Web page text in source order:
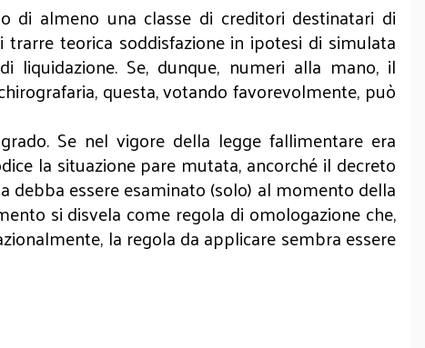
di almeno una classe di creditori destinatari di
teorica soddisfazione in ipotesi di simulata
liquidazione. Se, dunque, numeri alla mano, il
questa, votando favorevolmente, può
Se nel vigore della legge fallimentare era
la situazione pare mutata, ancorché il decreto
essere esaminato (solo) al momento della
si disvela come regola di omologazione che,
la regola da applicare sembra essere